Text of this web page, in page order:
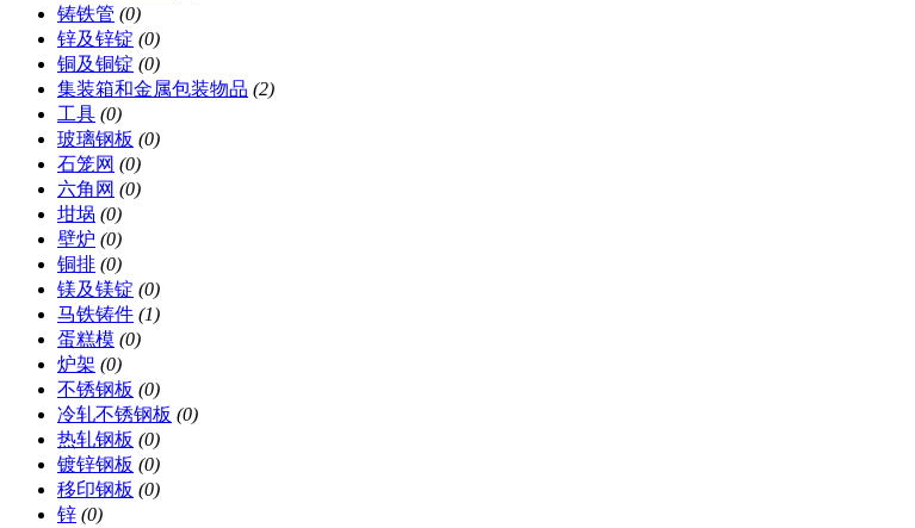
铸铁管 (0)
锌及锌锭 (0)
铜及铜锭 (0)
集装箱和金属包装物品 (2)
工具 (0)
玻璃钢板 (0)
石笼网 (0)
六角网 (0)
坩埚 (0)
壁炉 (0)
铜排 (0)
镁及镁锭 (0)
马铁铸件 (1)
蛋糕模 (0)
炉架 (0)
不锈钢板 (0)
冷轧不锈钢板 (0)
热轧钢板 (0)
镀锌钢板 (0)
移印钢板 (0)
锌 (0)